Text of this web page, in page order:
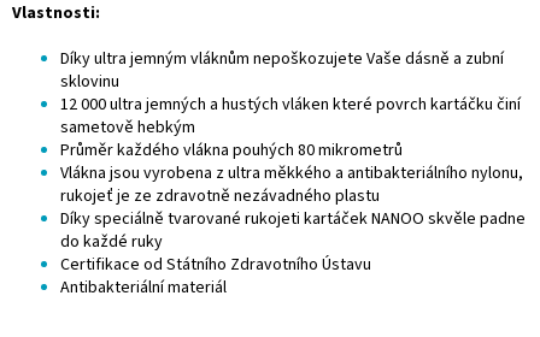
Vlastnosti:
Díky ultra jemným vláknům nepoškozujete Vaše dásně a zubní
sklovinu
12 000 ultra jemných a hustých vláken které povrch kartáčku činí
sametově hebkým
Průměr každého vlákna pouhých 80 mikrometrů
Vlákna jsou vyrobena z ultra měkkého a antibakteriálního nylonu,
rukojeť je ze zdravotně nezávadného plastu
Díky speciálně tvarované rukojeti kartáček NANOO skvěle padne
do každé ruky
Certifikace od Státního Zdravotního Ústavu
Antibakteriální materiál